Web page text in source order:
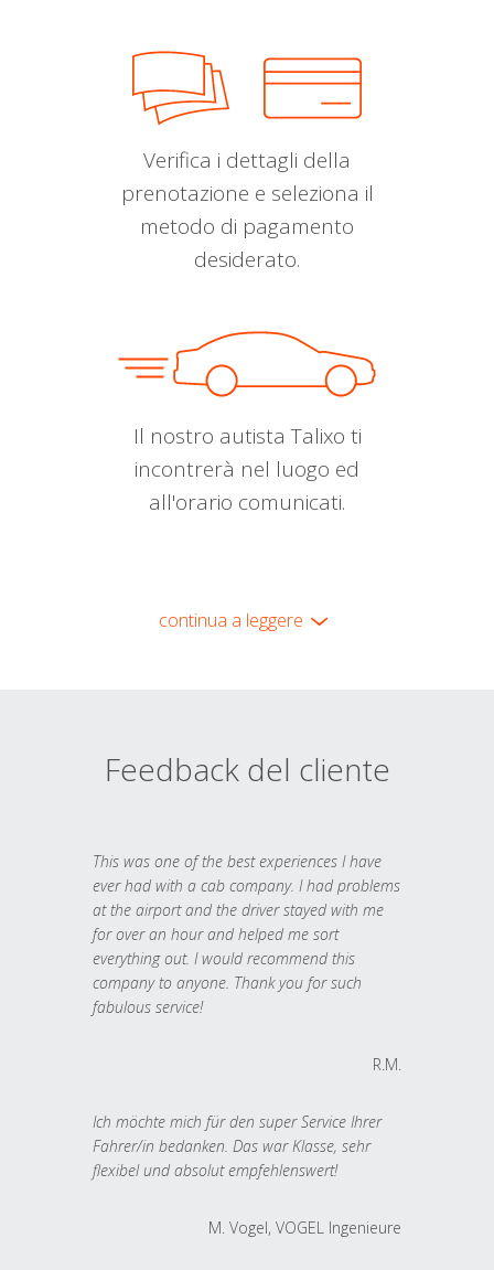
Verifica i dettagli della
prenotazione e seleziona il
metodo di pagamento
desiderato.
Il nostro autista Talixo ti
incontrerà nel luogo ed
all'orario comunicati.
continua a leggere
Feedback del cliente
This was one of the best experiences I have
ever had with a cab company. I had problems
at the airport and the driver stayed with me
for over an hour and helped me sort
everything out. I would recommend this
company to anyone. Thank you for such
fabulous service!
R.M.
Ich möchte mich für den super Service Ihrer
Fahrer/in bedanken. Das war Klasse, sehr
flexibel und absolut empfehlenswert!
M. Vogel, VOGEL Ingenieure